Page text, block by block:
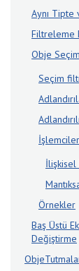
Aynı Tipte
Filtreleme
Obje
Seçim
Örnekler
Baş Üstü
Değiştirme